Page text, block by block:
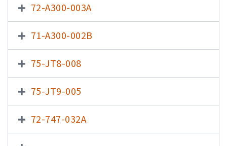
72-A300-003A
71-A300-002B
75-JT8-008
75-JT9-005
72-747-032A